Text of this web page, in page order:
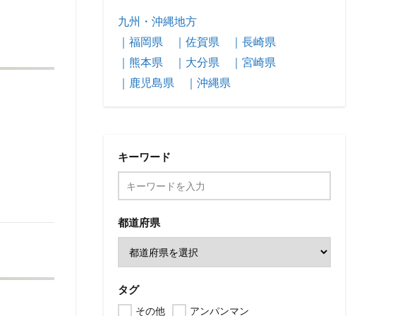
九州・沖縄地方
｜福岡県
｜佐賀県
｜長崎県
｜熊本県
｜大分県
｜宮崎県
｜鹿児島県
｜沖縄県
キーワード
都道府県
タグ
その他
アンパンマン